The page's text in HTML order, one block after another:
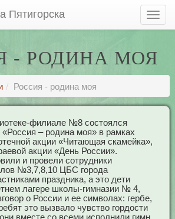
Пятигорска
- РОДИНА МОЯ
Россия - родина моя
филиале №8 состоялся
«Россия – родина моя» в рамках
акции «Читающая скамейка»,
акции «День России».
и провели сотрудники
№3,7,8,10 ЦБС города
праздника, а это дети
лагере школы-гимназии № 4,
о России и ее символах: гербе,
это вызвало чувство гордости
вместе со всеми исполнили гимн